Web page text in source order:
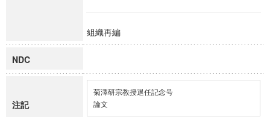
組織再編
NDC
注記
菊澤研宗教授退任記念号
論文